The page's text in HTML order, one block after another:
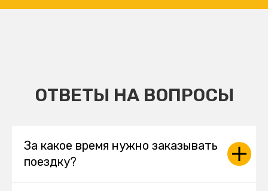
ОТВЕТЫ НА ВОПРОСЫ
За какое время нужно заказывать
поездку?